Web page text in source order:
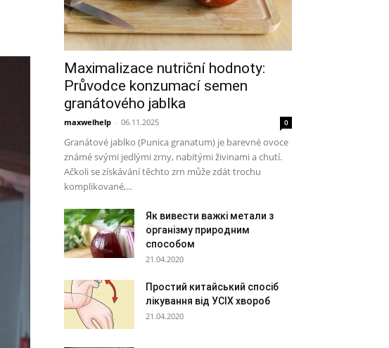
Maximalizace nutriční hodnoty:
Průvodce konzumací semen
granátového jablka
maxwelhelp - 06.11.2025 0
Granátové jablko (Punica granatum) je barevné ovoce
známé svými jedlými zrny, nabitými živinami a chutí.
Ačkoli se získávání těchto zrn může zdát trochu
komplikované,...
Як вивести важкі метали з
організму природним
способом
21.04.2020
Простий китайський спосіб
лікування від УСІХ хвороб
21.04.2020